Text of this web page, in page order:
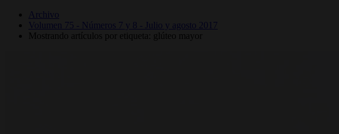
Archivo
Volumen 75 - Números 7 y 8 - Julio y agosto 2017
Mostrando artículos por etiqueta: glúteo mayor